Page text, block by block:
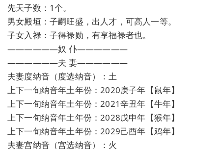
先天子数：1个。
男女殿垣：子嗣旺盛，出人才，可高人一等。
子女入禄：子得禄勋，有享福禄者也。
——————奴 仆——————
——————夫 妻——————
夫妻度纳音（度选纳音）：土
上下一旬纳音年土年份：2020庚子年【鼠年】
上下一旬纳音年土年份：2021辛丑年【牛年】
上下一旬纳音年土年份：2028戊申年【猴年】
上下一旬纳音年土年份：2029己酉年【鸡年】
夫妻宫纳音（宫选纳音）：火